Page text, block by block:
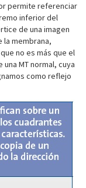
permite referenciar
inferior del
de una imagen
la membrana,
no es más que el
MT normal, cuya
como reflejo